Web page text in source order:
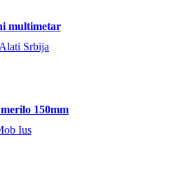
multimetar
Srbija
150mm
Ius